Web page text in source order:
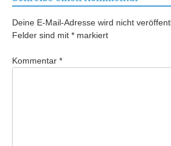
Deine E-Mail-Adresse wird nicht
Felder sind mit * markiert
Kommentar *